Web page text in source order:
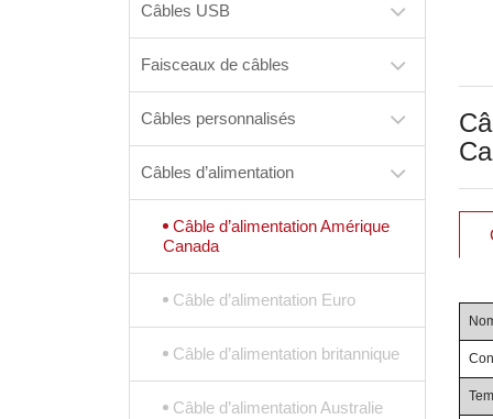
Câbles USB
Faisceaux de câbles
Câbles personnalisés
Câbles d’alimentation
Câble d’alimentation Amérique
Canada
Câble d’alimentation Euro
Câble d’alimentation britannique
Câble d’alimentation Australie